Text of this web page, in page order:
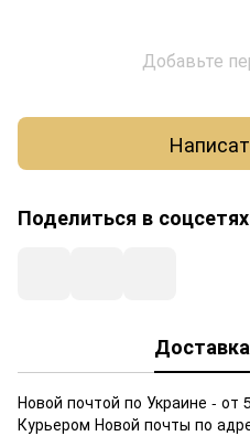
Добавьте
Поделиться в соцсетях
Доставка
Новой почтой по Украине - от
Курьером Новой почты по